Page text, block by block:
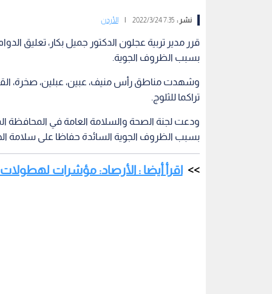
نشر :7:35 2022/3/24 الأردن
قرر مدير تربية عجلون الدكتور جميل بكار، تعليق
بسبب الظروف الجوية.
وشهدت مناطق رأس منيف، عبين، عبلين، صخرة،
تراكما للثلوج.
ودعت لجنة الصحة والسلامة العامة في المحافظة
بسبب الظروف الجوية السائدة حفاظا على سلامة
اقرأ أيضا : الأرصاد: مؤشرات